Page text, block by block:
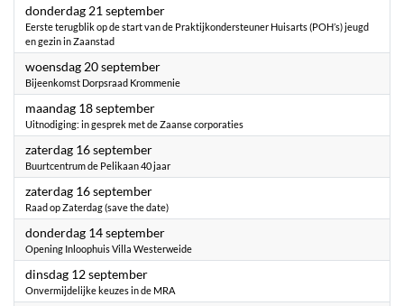
donderdag 21 september2023
Eerste terugblik op de start van de Praktijkondersteuner Huisarts (POH’s) jeugd
en gezin in Zaanstad
woensdag 20 september2023
Bijeenkomst Dorpsraad Krommenie
maandag 18 september2023
Uitnodiging: in gesprek met de Zaanse corporaties
zaterdag 16 september2023
Buurtcentrum de Pelikaan 40 jaar
zaterdag 16 september2023
Raad op Zaterdag (save the date)
donderdag 14 september2023
Opening Inloophuis Villa Westerweide
dinsdag 12 september2023
Onvermijdelijke keuzes in de MRA